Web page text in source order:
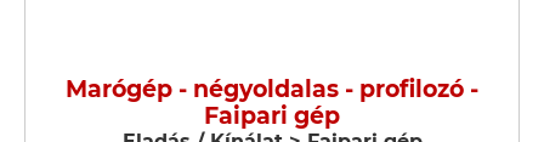
Marógép - négyoldalas - profilozó -
Faipari gép